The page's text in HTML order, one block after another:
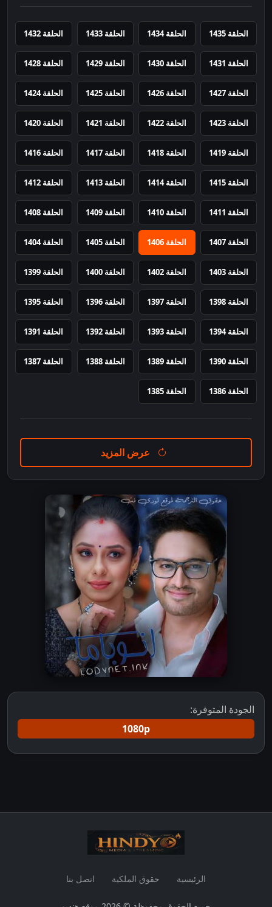
الحلقة 1435 الحلقة 1434 الحلقة 1433 الحلقة 1432
الحلقة 1431 الحلقة 1430 الحلقة 1429 الحلقة 1428
الحلقة 1427 الحلقة 1426 الحلقة 1425 الحلقة 1424
الحلقة 1423 الحلقة 1422 الحلقة 1421 الحلقة 1420
الحلقة 1419 الحلقة 1418 الحلقة 1417 الحلقة 1416
الحلقة 1415 الحلقة 1414 الحلقة 1413 الحلقة 1412
الحلقة 1411 الحلقة 1410 الحلقة 1409 الحلقة 1408
الحلقة 1407 الحلقة 1406 الحلقة 1405 الحلقة 1404
الحلقة 1403 الحلقة 1402 الحلقة 1400 الحلقة 1399
الحلقة 1398 الحلقة 1397 الحلقة 1396 الحلقة 1395
الحلقة 1394 الحلقة 1393 الحلقة 1392 الحلقة 1391
الحلقة 1390 الحلقة 1389 الحلقة 1388 الحلقة 1387
الحلقة 1386 الحلقة 1385
عرض المزيد
الجودة المتوفرة:
1080p
الرئيسية حقوق الملكية اتصل بنا